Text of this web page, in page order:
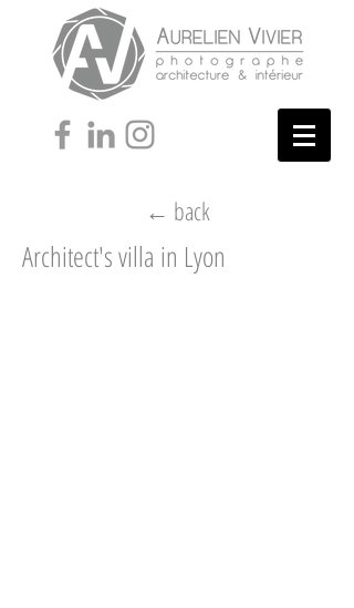
← back
Architect's villa in Lyon